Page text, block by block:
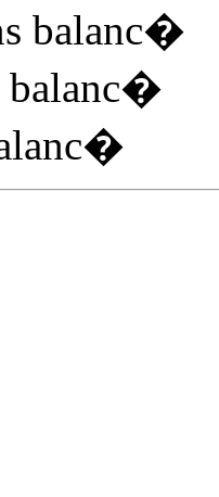
balanc�
balanc�
�